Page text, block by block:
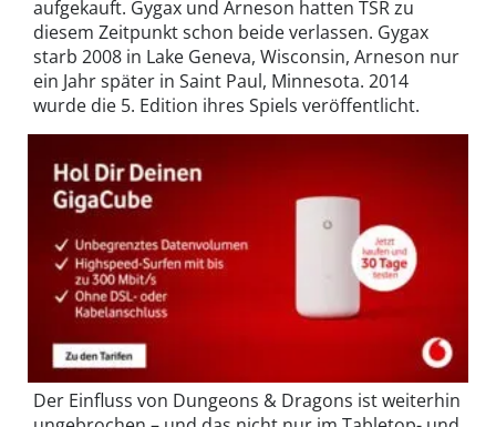
aufgekauft. Gygax und Arneson hatten TSR zu
diesem Zeitpunkt schon beide verlassen. Gygax
starb 2008 in Lake Geneva, Wisconsin, Arneson nur
ein Jahr später in Saint Paul, Minnesota. 2014
wurde die 5. Edition ihres Spiels veröffentlicht.
Der Einfluss von Dungeons & Dragons ist weiterhin